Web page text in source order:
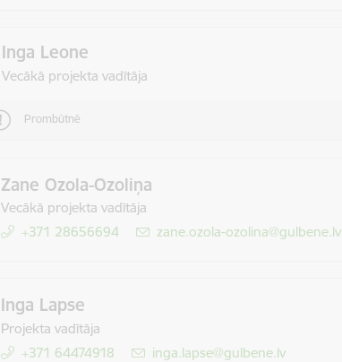
Inga Leone
Vecākā projekta vadītāja
Prombūtnē
Zane Ozola-Ozoliņa
Vecākā projekta vadītāja
+371 28656694
E-pasts:
zane.ozola-ozolina@gulbene.lv
Inga Lapse
Projekta vadītāja
+371 64474918
E-pasts:
inga.lapse@gulbene.lv